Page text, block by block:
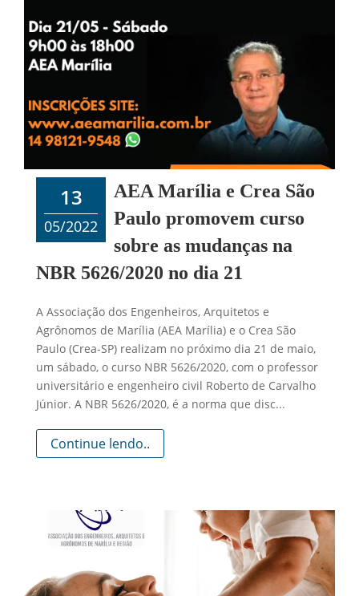
13
05/2022
AEA Marília e Crea São
Paulo promovem curso
sobre as mudanças na
NBR 5626/2020 no dia 21
A Associação dos Engenheiros, Arquitetos e
Agrônomos de Marília (AEA Marília) e o Crea São
Paulo (Crea-SP) realizam no próximo dia 21 de maio,
um sábado, o curso NBR 5626/2020, com o professor
universitário e engenheiro civil Roberto de Carvalho
Júnior. A NBR 5626/2020, é a norma que disc...
Continue lendo..